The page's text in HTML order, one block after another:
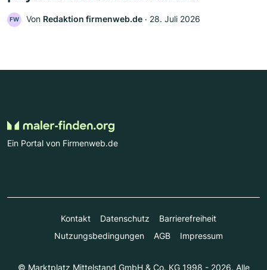
FW Von Redaktion firmenweb.de ‧ 28. Juli 2026
Ein Portal von Firmenweb.de
Kontakt Datenschutz
Barrierefreiheit
Nutzungsbedingungen
AGB Impressum
© Marktplatz Mittelstand GmbH & Co. KG 1998 - 2026. Alle